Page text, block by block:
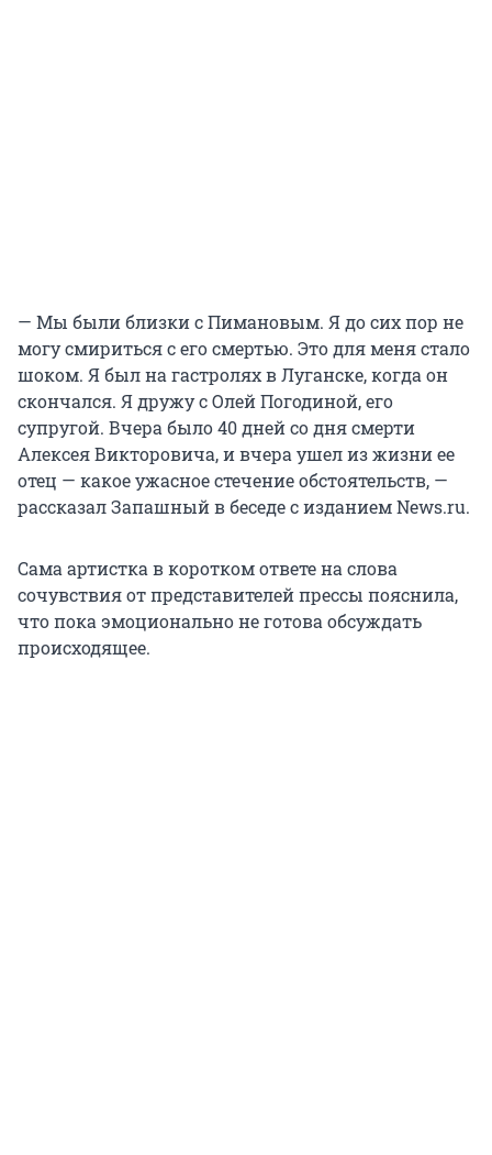
— Мы были близки с Пимановым. Я до сих пор не
могу смириться с его смертью. Это для меня стало
шоком. Я был на гастролях в Луганске, когда он
скончался. Я дружу с Олей Погодиной, его
супругой. Вчера было 40 дней со дня смерти
Алексея Викторовича, и вчера ушел из жизни ее
отец — какое ужасное стечение обстоятельств, —
рассказал Запашный в беседе с изданием News.ru.
Сама артистка в коротком ответе на слова
сочувствия от представителей прессы пояснила,
что пока эмоционально не готова обсуждать
происходящее.